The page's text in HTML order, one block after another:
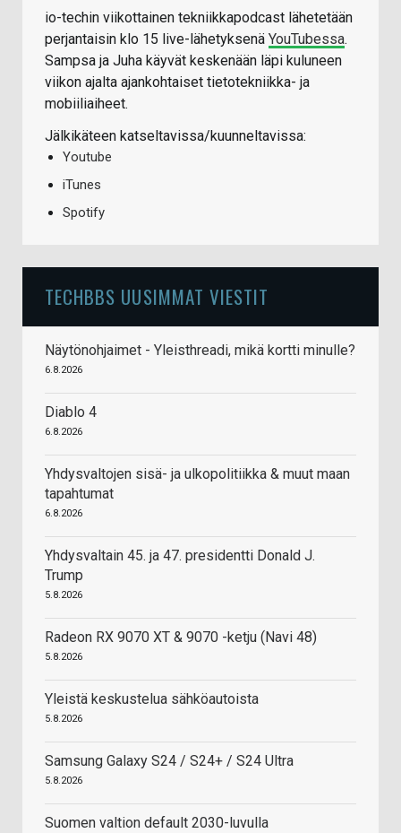
io-techin viikottainen tekniikkapodcast lähetetään
perjantaisin klo 15 live-lähetyksenä YouTubessa.
Sampsa ja Juha käyvät keskenään läpi kuluneen
viikon ajalta ajankohtaiset tietotekniikka- ja
mobiiliaiheet.
Jälkikäteen katseltavissa/kuunneltavissa:
Youtube
iTunes
Spotify
TECHBBS UUSIMMAT VIESTIT
Näytönohjaimet - Yleisthreadi, mikä kortti minulle?
6.8.2026
Diablo 4
6.8.2026
Yhdysvaltojen sisä- ja ulkopolitiikka & muut maan
tapahtumat
6.8.2026
Yhdysvaltain 45. ja 47. presidentti Donald J.
Trump
5.8.2026
Radeon RX 9070 XT & 9070 -ketju (Navi 48)
5.8.2026
Yleistä keskustelua sähköautoista
5.8.2026
Samsung Galaxy S24 / S24+ / S24 Ultra
5.8.2026
Suomen valtion default 2030-luvulla